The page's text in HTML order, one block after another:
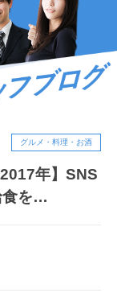
グルメ・料理・お酒
年】SNS
食を…